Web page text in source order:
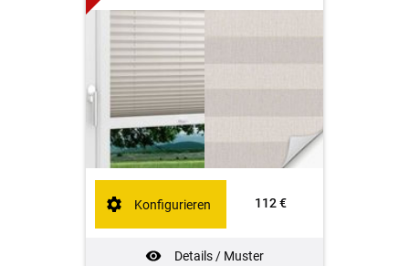
112 €
Details / Muster
Konfigurieren